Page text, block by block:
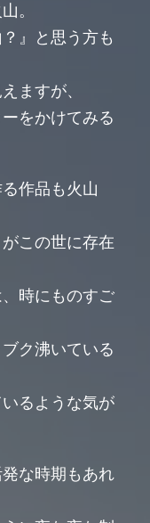
。
』と思う方も
ますが、
をかけてみる
作品も火山
この世に存在
時にものすご
ク沸いている
るような気が
な時期もあれ